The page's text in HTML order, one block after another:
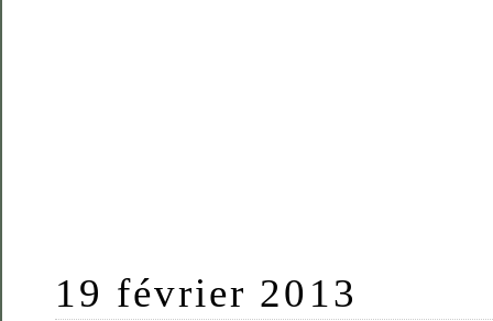
19 février 2013